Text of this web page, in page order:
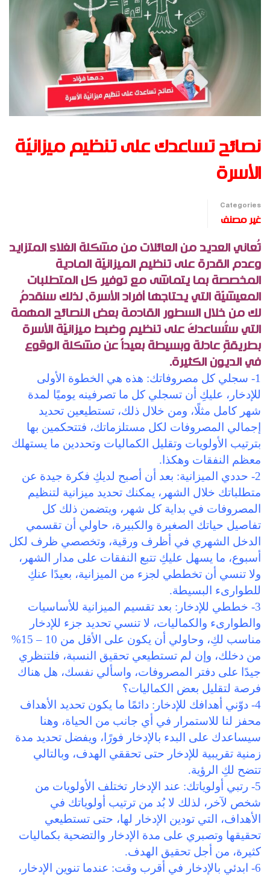
نصائح تساعدك على تنظيم ميزانيّة
الأسرة
Categories
غير مصنف
تُعاني العديد من العائلات من مشكلة الغلاء المتزايد
وعدم القدرة على تنظيم الميزانيّة المادية
المخصصة بما يتماشى مع توفير كل المتطلبات
المعيشيّة التي يحتاجها أفراد الأسرة، لذلك سنقدمُ
لك من خلال السطور القادمة بعض النصائح المهمة
التي ستُساعدكَ على تنظيم وضبط ميزانيّة الأسرة
بطريقةٍ عادلة وبسيطة بعيداً عن مشكلة الوقوع
في الديون الكثيرة.
1- سجلي كل مصروفاتك: هذه هي الخطوة الأولى
للإدخار، عليكِ أن تسجلي كل ما تصرفينه يوميًا لمدة
شهر كامل مثلًا، ومن خلال ذلك، تستطيعين تحديد
إجمالي المصروفات لكل مستلزماتك، فتتحكمين بها
بترتيب الأولويات وتقليل الكماليات وتحددين ما يستهلك
معظم النفقات وهكذا.
2- حددي الميزانية: بعد أن أصبح لديكِ فكرة جيدة عن
متطلباتك خلال الشهر، يمكنك تحديد ميزانية لتنظيم
المصروفات في بداية كل شهر، ويتضمن ذلك كل
تفاصيل حياتك الصغيرة والكبيرة، حاولي أن تقسمي
الدخل الشهري في أظرف ورقية، وتخصصي ظرف لكل
أسبوع، ما يسهل عليكِ تتبع النفقات على مدار الشهر،
ولا تنسي أن تخططي لجزء من الميزانية، بعيدًا عنكِ
للطوارىء البسيطة.
3- خططي للإدخار: بعد تقسيم الميزانية للأساسيات
والطوارىء والكماليات، لا تنسي تحديد جزء للإدخار
مناسب لكِ، وحاولي أن يكون على الأقل من 10 – 15%
من دخلك، وإن لم تستطيعي تحقيق النسبة، فلتنظري
جيدًا على دفتر المصروفات، واسألي نفسك، هل هناك
فرصة لتقليل بعض الكماليات؟
4- دوّني أهدافك للإدخار: دائمًا ما يكون تحديد الأهداف
محفز لنا للاستمرار في أي جانب من الحياة، وهنا
سيساعدك على البدء بالإدخار فورًا، ويفضل تحديد مدة
زمنية تقريبية للإدخار حتى تحققي الهدف، وبالتالي
تتضح لكِ الرؤية.
5- رتبي أولوياتك: عند الإدخار تختلف الأولويات من
شخص لآخر، لذلك لا بُد من ترتيب أولوياتك في
الأهداف، التي تودين الإدخار لها، حتى تستطيعي
تحقيقها وتصبري على مدة الإدخار والتضحية بكماليات
كثيرة، من أجل تحقيق الهدف.
6- ابدئي بالإدخار في أقرب وقت: عندما تنوين الإدخار،